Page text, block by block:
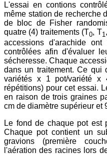
L'essai en contions
même station de recherche
de bloc de Fisher
quatre (4) traitements (T0, T1
accessions d'arachide
contrôlées afin d'évaluer
sécheresse. Chaque
dans un traitement. Ce qui
variétés x 1 pot/variété x
répétitions) pour cet essai.
en raison de trois graines
cm de diamètre supérieur et
Le fond de chaque pot est
Chaque pot contient un
gravions (première
l'aération des racines lors